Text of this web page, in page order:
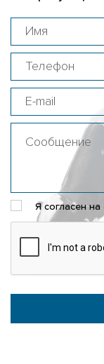
Я согласен на